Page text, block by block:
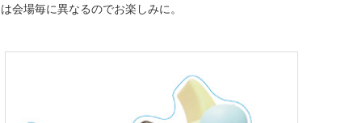
会場毎に異なるのでお楽しみに。